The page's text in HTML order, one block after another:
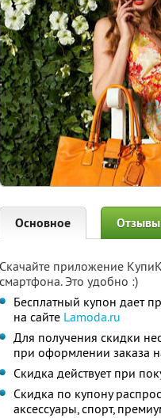
Основное Отзывы
Скачайте приложение
смартфона. Это удобно :)
Бесплатный купон дает
на сайте Lamoda.ru
Для получения скидки
при оформлении заказа
Скидка действует при
Скидка по купону
аксессуары, спорт,